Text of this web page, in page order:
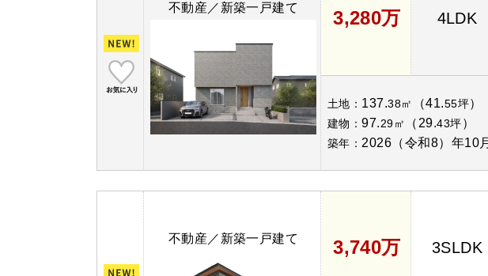
不動産／新築一戸建て 3,280万 4LDK
土地： 137.38㎡ （41.55坪）
建物：97.29㎡ （29.43坪）
築年： 2026（令和8）年10月
不動産／新築一戸建て 3,740万 3SLDK